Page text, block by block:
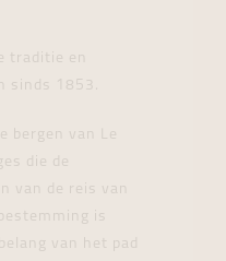
traditie en
sinds 1853.
bergen van Le
die de
van de reis van
is
van het pad